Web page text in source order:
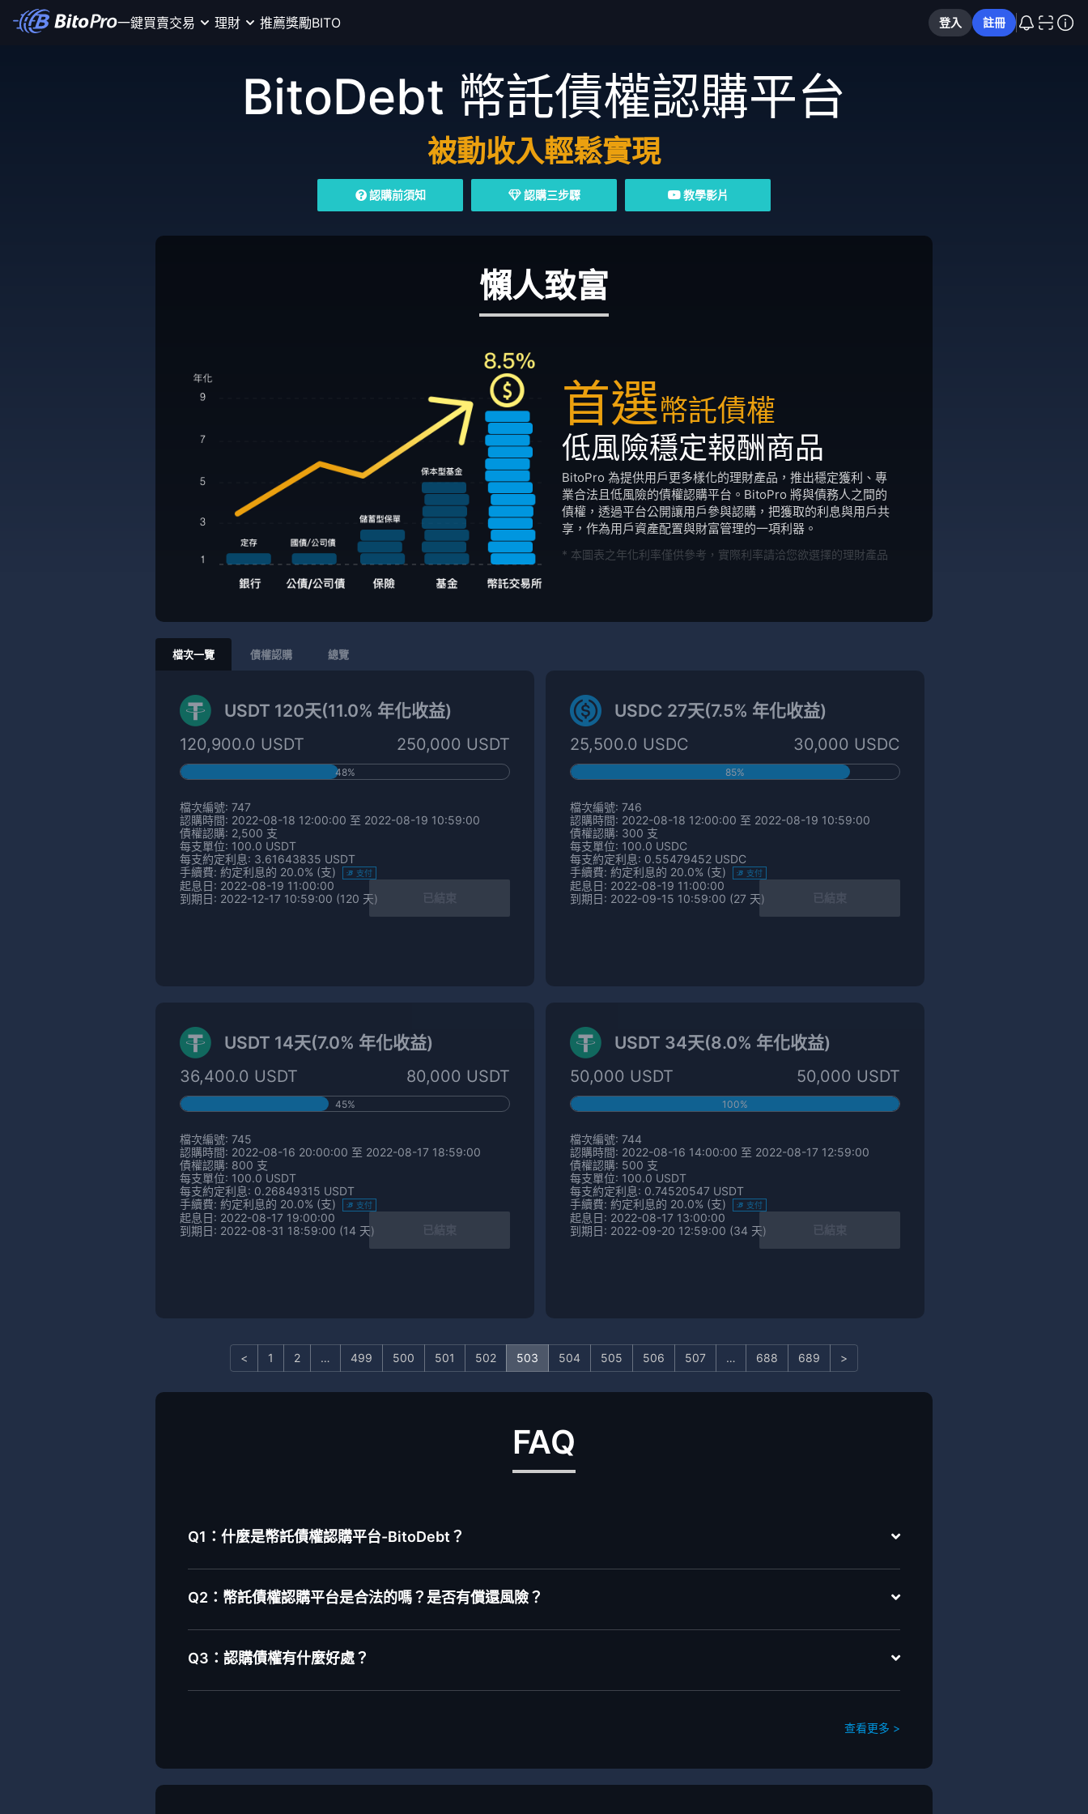
一鍵買賣交易 理財 推薦獎勵BITO 登入 註冊
BitoDebt 幣託債權認購平台
被動收入輕鬆實現
認購前須知 認購三步驟 教學影片
懶人致富
首選幣託債權
低風險穩定報酬商品
BitoPro 為提供用戶更多樣化的理財產品，推出穩定獲利、專
業合法且低風險的債權認購平台。BitoPro 將與債務人之間的
債權，透過平台公開讓用戶參與認購，把獲取的利息與用戶共
享，作為用戶資產配置與財富管理的一項利器。
* 本圖表之年化利率僅供參考，實際利率請洽您欲選擇的理財產品
檔次一覽 債權認購 總覽
USDT 120天(11.0% 年化收益)
120,900.0 USDT 250,000 USDT
48%
檔次編號: 747
認購時間: 2022-08-18 12:00:00 至 2022-08-19 10:59:00
債權認購: 2,500 支
每支單位: 100.0 USDT
每支約定利息: 3.61643835 USDT
手續費: 約定利息的 20.0% (支)
支付
起息日: 2022-08-19 11:00:00
到期日: 2022-12-17 10:59:00 (120 天)
USDC 27天(7.5% 年化收益)
25,500.0 USDC 30,000 USDC
85%
檔次編號: 746
認購時間: 2022-08-18 12:00:00 至 2022-08-19 10:59:00
債權認購: 300 支
每支單位: 100.0 USDC
每支約定利息: 0.55479452 USDC
手續費: 約定利息的 20.0% (支)
支付
起息日: 2022-08-19 11:00:00
到期日: 2022-09-15 10:59:00 (27 天)
USDT 14天(7.0% 年化收益)
36,400.0 USDT 80,000 USDT
45%
檔次編號: 745
認購時間: 2022-08-16 20:00:00 至 2022-08-17 18:59:00
債權認購: 800 支
每支單位: 100.0 USDT
每支約定利息: 0.26849315 USDT
手續費: 約定利息的 20.0% (支)
支付
起息日: 2022-08-17 19:00:00
到期日: 2022-08-31 18:59:00 (14 天)
USDT 34天(8.0% 年化收益)
50,000 USDT 50,000 USDT
100%
檔次編號: 744
認購時間: 2022-08-16 14:00:00 至 2022-08-17 12:59:00
債權認購: 500 支
每支單位: 100.0 USDT
每支約定利息: 0.74520547 USDT
手續費: 約定利息的 20.0% (支)
支付
起息日: 2022-08-17 13:00:00
到期日: 2022-09-20 12:59:00 (34 天)
< 1 2 … 499 500 501 502 503 504 505 506 507 … 688 689 >
FAQ
Q1：什麼是幣託債權認購平台-BitoDebt？
Q2：幣託債權認購平台是合法的嗎？是否有償還風險？
Q3：認購債權有什麼好處？
查看更多 >